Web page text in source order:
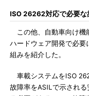
ISO 26262対応で必要な
この他、自動車向け機
ハードウェア開発で必
組みを紹介した。
車載システムをISO
故障率をASILで示され